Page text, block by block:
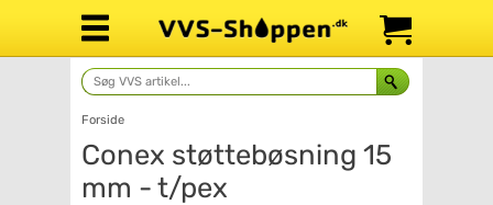
Forside
Conex støttebøsning 15
mm - t/pex